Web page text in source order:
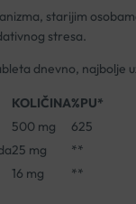
starijim
stresa.
dnevno, najbolje
KOLIČINA%PU*
500 mg
625
25 mg
**
16 mg **